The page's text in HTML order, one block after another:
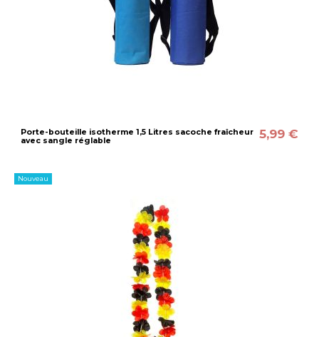
Porte-bouteille isotherme 1,5 Litres sacoche fraîcheur
avec sangle réglable
5,99 €
Nouveau